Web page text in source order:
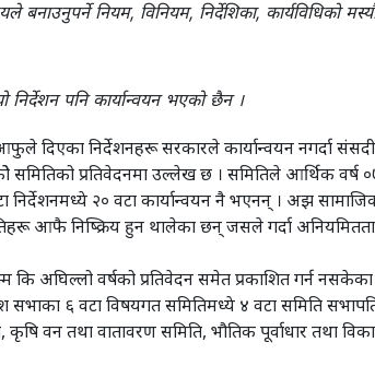
बनाउनुपर्ने नियम, विनियम, निर्देशिका, कार्यविधिको
निर्देशन पनि कार्यान्वयन भएको छैन ।
दिएका निर्देशनहरू सरकारले कार्यान्वयन नगर्दा
समितिको प्रतिवेदनमा उल्लेख छ । समितिले आर्थिक वर्ष
निर्देशनमध्ये २० वटा कार्यान्वयन नै भएनन् । अझ
आफै निष्क्रिय हुन थालेका छन् जसले गर्दा
अघिल्लो वर्षको प्रतिवेदन समेत प्रकाशित गर्न
६ वटा विषयगत समितिमध्ये ४ वटा समिति
वन तथा वातावरण समिति, भौतिक पूर्वाधार तथा